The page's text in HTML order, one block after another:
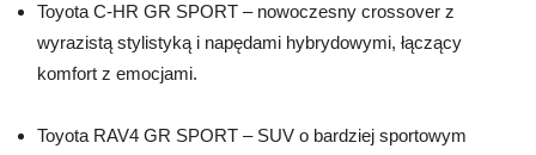
Toyota C-HR GR SPORT – nowoczesny crossover z
wyrazistą stylistyką i napędami hybrydowymi, łączący
komfort z emocjami.
Toyota RAV4 GR SPORT – SUV o bardziej sportowym